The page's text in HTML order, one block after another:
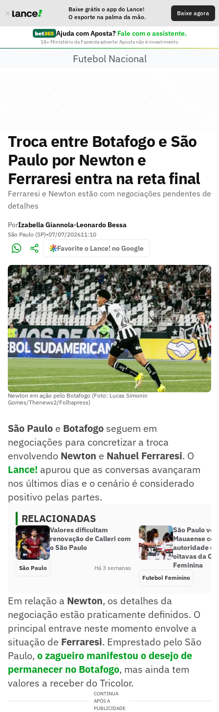
Baixe grátis o app do Lance!
O esporte na palma da mão.
Baixe agora
Ajuda com Aposta? Fale com o assistente.
18+ Ministério da Fazenda adverte: Aposta não é investimento
Futebol Nacional
Troca entre Botafogo e São
Paulo por Newton e
Ferraresi entra na reta final
Ferraresi e Newton estão com negociações pendentes de
detalhes
PorIzabella Giannola•Leonardo Bessa
São Paulo (SP)•07/07/202611:10
Favorite o Lance! no Google
Newton em ação pelo Botafogo (Foto: Lucas Simonin
Gomes/Thenews2/Folhapress)
São Paulo e Botafogo seguem em
negociações para concretizar a troca
envolvendo Newton e Nahuel Ferraresi. O
Lance! apurou que as conversas avançaram
nos últimos dias e o cenário é considerado
positivo pelas partes.
RELACIONADAS
Valores dificultam
renovação de Calleri com
o São Paulo
São Paulo Há 3 semanas
São Paulo
Mauaense
autoridade e
oitavas da
Feminina
Futebol Feminino
Em relação a Newton, os detalhes da
negociação estão praticamente definidos. O
principal entrave neste momento envolve a
situação de Ferraresi. Emprestado pelo São
Paulo, o zagueiro manifestou o desejo de
permanecer no Botafogo, mas ainda tem
valores a receber do Tricolor.
CONTINUA
APÓS A
PUBLICIDADE